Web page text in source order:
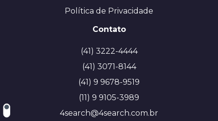
Política de Privacidade
Contato
(41) 3222-4444
(41) 3071-8144
(41) 9 9678-9519
(11) 9 9105-3989
4search@4search.com.br